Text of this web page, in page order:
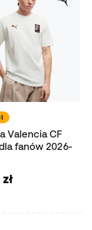
Valencia CF
fanów 2026-